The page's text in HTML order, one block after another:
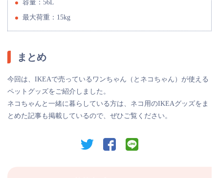
容量：56L
最大荷重：15kg
まとめ
今回は、IKEAで売っているワンちゃん（とネコちゃん）が使える
ペットグッズをご紹介しました。
ネコちゃんと一緒に暮らしている方は、ネコ用のIKEAグッズをま
とめた記事も掲載しているので、ぜひご覧ください。
twitter facebook